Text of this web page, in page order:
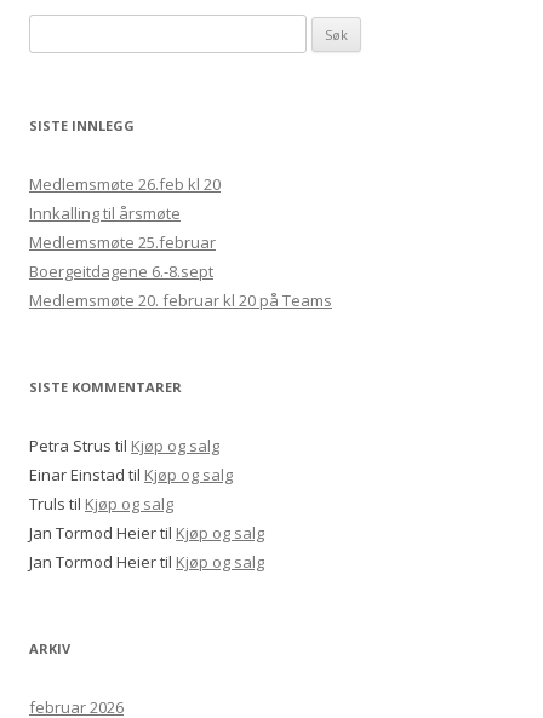
SISTE INNLEGG
Medlemsmøte 26.feb kl 20
Innkalling til årsmøte
Medlemsmøte 25.februar
Boergeitdagene 6.-8.sept
Medlemsmøte 20. februar kl 20 på Teams
SISTE KOMMENTARER
Petra Strus til Kjøp og salg
Einar Einstad til Kjøp og salg
Truls til Kjøp og salg
Jan Tormod Heiertil Kjøp og salg
Jan Tormod Heiertil Kjøp og salg
ARKIV
februar 2026